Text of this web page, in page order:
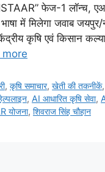
फेज-1 लॉन्च,
में मिलेगा जवाब
कृषि एवं किसान
more
,कृषि समाचार,खेती की तकनीकें
, AI आधारित कृषि सेवा,
योजना, शिवराज सिंह चौहान